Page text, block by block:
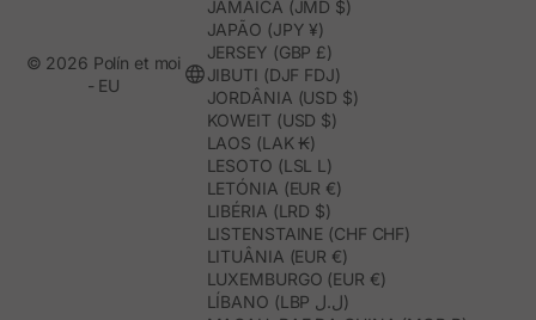
JAMAICA (JMD $)
JAPÃO (JPY ¥)
JERSEY (GBP £)
JIBUTI (DJF FDJ)
JORDÂNIA (USD $)
KOWEIT (USD $)
LAOS (LAK ₭)
LESOTO (LSL L)
LETÓNIA (EUR €)
LIBÉRIA (LRD $)
LISTENSTAINE (CHF CHF)
LITUÂNIA (EUR €)
LUXEMBURGO (EUR €)
LÍBANO (LBP ل.ل)
© 2026 Polín et moi
- EU